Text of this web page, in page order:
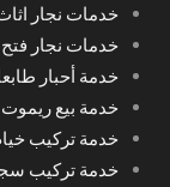
خدمات نجار
خدمات نجار فتح
خدمة أحبار
خدمة بيع
خدمة تركيب
خدمة تركيب